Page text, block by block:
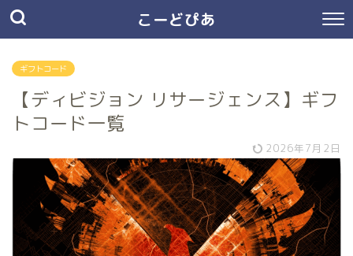
こーどぴあ
ギフトコード
【ディビジョン リサージェンス】ギフ
トコード一覧
2026年7月2日